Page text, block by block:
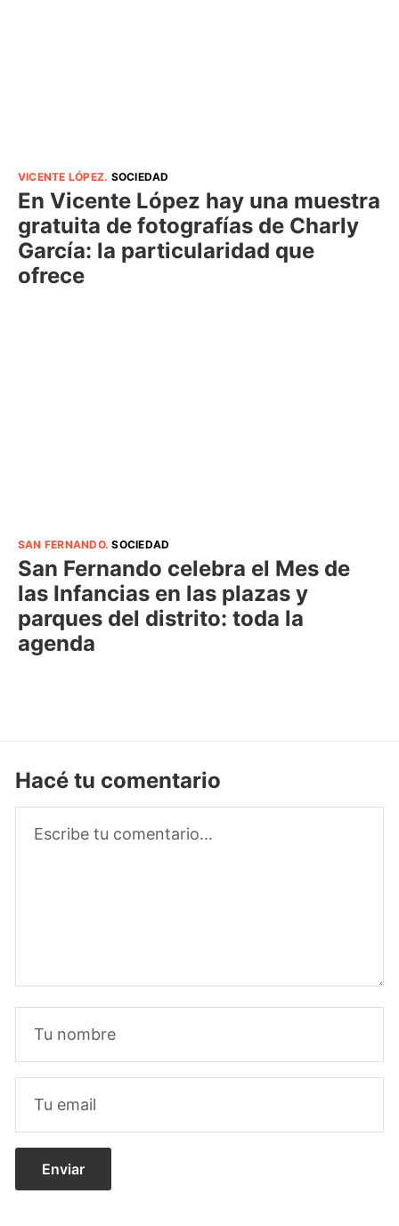
VICENTE LÓPEZ. SOCIEDAD
En Vicente López hay una muestra
gratuita de fotografías de Charly
García: la particularidad que
ofrece
SAN FERNANDO.SOCIEDAD
San Fernando celebra el Mes de
las Infancias en las plazas y
parques del distrito: toda la
agenda
Hacé tu comentario